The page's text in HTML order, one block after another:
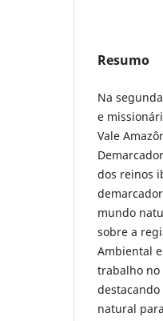
Resumo
Na
e
Vale
dos reinos
mundo
sobre a
Ambiental
trabalho no
natural